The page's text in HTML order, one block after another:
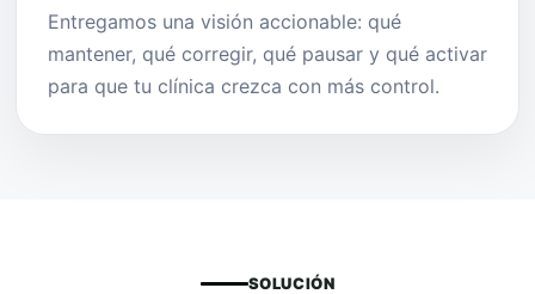
Entregamos una visión accionable: qué
mantener, qué corregir, qué pausar y qué activar
para que tu clínica crezca con más control.
SOLUCIÓN